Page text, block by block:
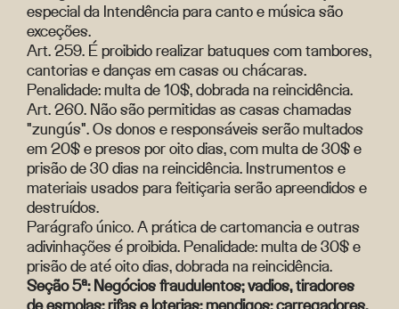
especial da Intendência para canto e música são
exceções.
Art. 259. É proibido realizar batuques com tambores,
cantorias e danças em casas ou chácaras.
Penalidade: multa de 10$, dobrada na reincidência.
Art. 260. Não são permitidas as casas chamadas
"zungús". Os donos e responsáveis serão multados
em 20$ e presos por oito dias, com multa de 30$ e
prisão de 30 dias na reincidência. Instrumentos e
materiais usados para feitiçaria serão apreendidos e
destruídos.
Parágrafo único. A prática de cartomancia e outras
adivinhações é proibida. Penalidade: multa de 30$ e
prisão de até oito dias, dobrada na reincidência.
Seção 5ª: Negócios fraudulentos; vadios, tiradores